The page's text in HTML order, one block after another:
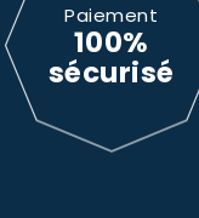
Paiement
100%
sécurisé